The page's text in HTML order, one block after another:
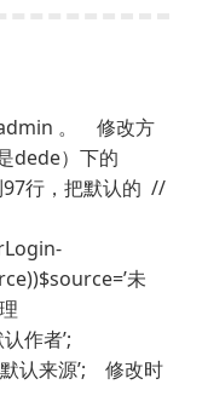
admin 。 修改方
dede）下的
行，把默认的 //
未
作者’;
认来源’; 修改时